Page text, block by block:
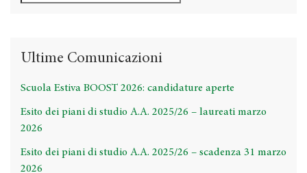
Ultime Comunicazioni
Scuola Estiva BOOST 2026: candidature aperte
Esito dei piani di studio A.A. 2025/26 – laureati marzo
2026
Esito dei piani di studio A.A. 2025/26 – scadenza 31 marzo
2026